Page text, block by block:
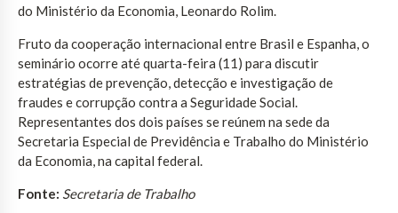
do Ministério da Economia, Leonardo Rolim.
Fruto da cooperação internacional entre Brasil e Espanha, o
seminário ocorre até quarta-feira (11) para discutir
estratégias de prevenção, detecção e investigação de
fraudes e corrupção contra a Seguridade Social.
Representantes dos dois países se reúnem na sede da
Secretaria Especial de Previdência e Trabalho do Ministério
da Economia, na capital federal.
Fonte: Secretaria de Trabalho